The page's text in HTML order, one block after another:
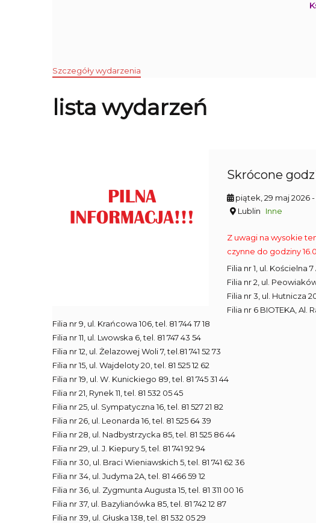
Szczegóły wydarzenia
lista wydarzeń
Skrócone
piątek, 29 maj 2026
Lublin
Inne
Z uwagi na wysokie
czynne do godziny
Filia nr 1, ul. Kościelna
Filia nr 2, ul.
Filia nr 3, ul. Hutnicza
Filia nr 6 BIOTEKA, Al.
Filia nr 9, ul. Krańcowa 106, tel. 81 744 17 18
Filia nr 11, ul. Lwowska 6, tel. 81 747 43 54
Filia nr 12, ul. Żelazowej Woli 7, tel.81 741 52 73
Filia nr 15, ul. Wajdeloty 20, tel. 81 525 12 62
Filia nr 19, ul. W. Kunickiego 89, tel. 81 745 31 44
Filia nr 21, Rynek 11, tel. 81 532 05 45
Filia nr 25, ul. Sympatyczna 16, tel. 81 527 21 82
Filia nr 26, ul. Leonarda 16, tel. 81 525 64 39
Filia nr 28, ul. Nadbystrzycka 85, tel. 81 525 86 44
Filia nr 29, ul. J. Kiepury 5, tel. 81 741 92 94
Filia nr 30, ul. Braci Wieniawskich 5, tel. 81 741 62 36
Filia nr 34, ul. Judyma 2A, tel. 81 466 59 12
Filia nr 36, ul. Zygmunta Augusta 15, tel. 81 311 00 16
Filia nr 37, ul. Bazylianówka 85, tel. 81 742 12 87
Filia nr 39, ul. Głuska 138, tel. 81 532 05 29